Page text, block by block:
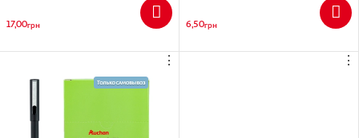
17,00грн 6,50грн
⋮ ⋮